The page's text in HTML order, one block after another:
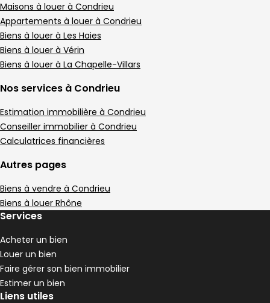
Condrieu - 69420
Maison de village • 4 pièces • 105 m²
DPE :
D 3 chambres
,
Terrain 16 m²
1 Terrasse
de village 59 m² 3 pièces Condrieu
158 500 €
Condrieu - 69420
Maison de village • 3 pièces • 59 m²
DPE : 2 chambres
Maisons à louer à Condrieu
Appartements à louer à Condrieu
Biens à louer à Les Haies
Biens à louer à Vérin
Biens à louer à La Chapelle-Villars
Nos services à Condrieu
Estimation immobilière à Condrieu
Conseiller immobilier à Condrieu
Calculatrices financières
Autres pages
Biens à vendre à Condrieu
Biens à louer Rhône
Services
Acheter un bien
Louer un bien
Faire gérer son bien immobilier
Estimer un bien
Liens utiles